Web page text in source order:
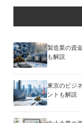
製造業の資
も解説
東京のビジ
ントも解説